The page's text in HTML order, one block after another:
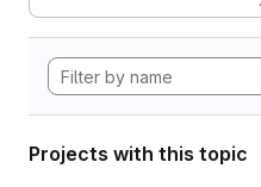
Projects with this topic